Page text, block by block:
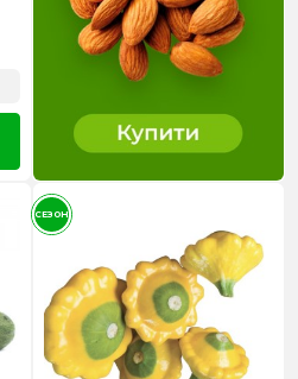
СЕЗОН